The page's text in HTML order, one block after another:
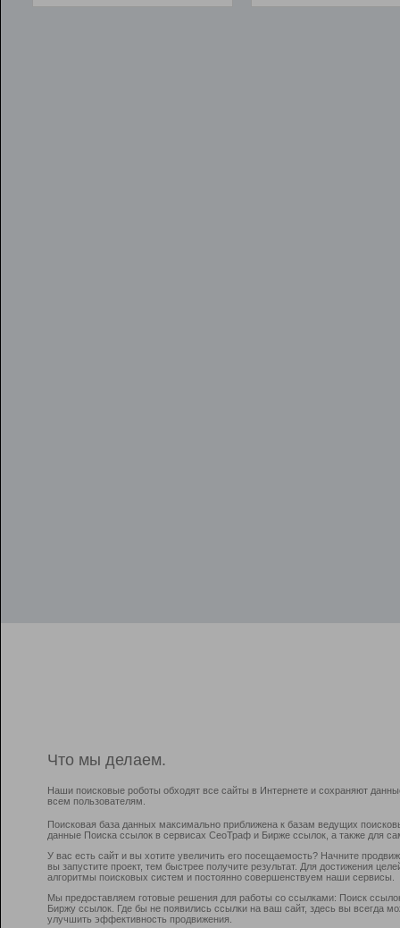
Что мы делаем.
Наши поисковые роботы обходят все сайты в Интернете и сохраняют
всем пользователям.
Поисковая база данных максимально приближена к базам ведущих
данные Поиска ссылок в сервисах СеоТраф и Бирже ссылок, а также для
У вас есть сайт и вы хотите увеличить его посещаемость? Начните
вы запустите проект, тем быстрее получите результат. Для достижения
алгоритмы поисковых систем и постоянно совершенствуем наши сервисы.
Мы предоставляем готовые решения для работы со ссылками: Поиск
Биржу ссылок. Где бы не появились ссылки на ваш сайт, здесь вы всегда
улучшить эффективность продвижения.